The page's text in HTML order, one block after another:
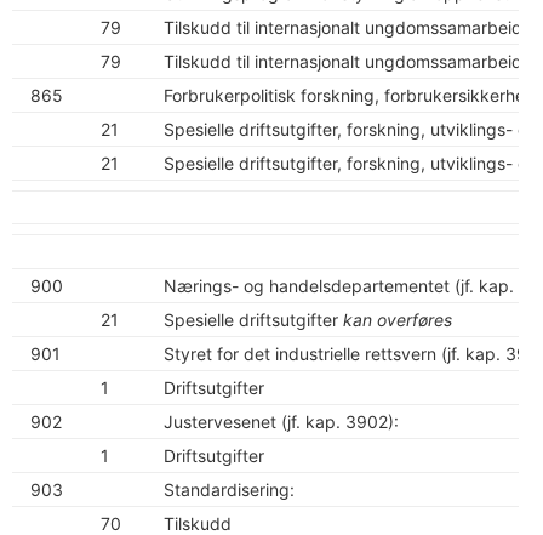
79
Tilskudd til internasjonalt ungdomssamarbeid
79
Tilskudd til internasjonalt ungdomssamarbeid
865
Forbrukerpolitisk forskning, forbrukersikkerhet
21
Spesielle driftsutgifter, forskning, utviklings-
21
Spesielle driftsutgifter, forskning, utviklings-
900
Nærings- og handelsdepartementet (jf. kap.
21
Spesielle driftsutgifter kan overføres
901
Styret for det industrielle rettsvern (jf. kap.
1
Driftsutgifter
902
Justervesenet (jf. kap. 3902):
1
Driftsutgifter
903
Standardisering:
70
Tilskudd